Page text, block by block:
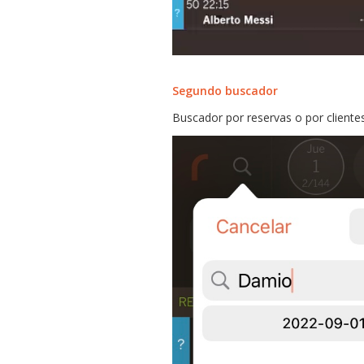
Segundo buscador
Buscador por reservas o por